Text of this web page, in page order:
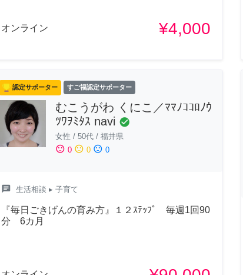
オンライン ¥4,000
認定サポーター すご福認定サポーター
むこうがわ くにこ／ﾏﾏﾉｺｺﾛﾉｳ
ﾂﾜｦﾐﾀｽ navi check_circle
女性 / 50代 / 福井県
sentiment_satisfied 0 sentiment_neutral 0 sentiment_dissatisfied 0
chat 生活相談 ▸ 子育て
『毎日ごきげんの育み方』１２ｽﾃｯﾌﾟ 毎週1回90
分 6カ月